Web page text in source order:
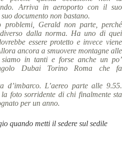
Arriva in aeroporto con il suo
documento non bastano.
problemi, Gerald non parte, perché
dalla norma. Ha uno di quei
essere protetto e invece viene
ancora a smuovere montagne alle
in tanti e forse anche un po’
Dubai Torino Roma che fa
L’aereo parte alle 9.55.
foto sorridente di chi finalmente sta
per un anno.
quando metti il sedere sul sedile